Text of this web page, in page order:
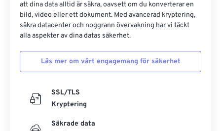
att dina data alltid är säkra, oavsett om du konverterar en
bild, video eller ett dokument. Med avancerad kryptering,
säkra datacenter och noggrann övervakning har vi täckt
alla aspekter av dina datas säkerhet.
Läs mer om vårt engagemang för säkerhet
SSL/TLS
Kryptering
Säkrade data